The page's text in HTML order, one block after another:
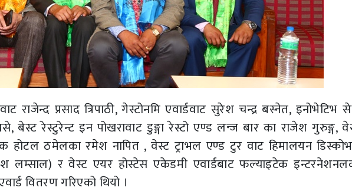
राजेन्द प्रसाद त्रिपाठी, गेस्टोनमि एवार्डवाट सुरेश चन्द्र बस्नेत, इनोभेटिभ
बेस्ट रेस्टुरेन्ट इन पोखरावाट डुङ्गा रेस्टो एण्ड लन्ज बार का राजेश गुरुङ्ग,
होटल ठमेलका रमेश नापित , वेस्ट ट्राभल एण्ड टुर वाट हिमालयन
र वेस्ट एयर होस्टेस एकेडमी एवार्डबाट फल्याइटेक
वितरण गरिएको थियो ।